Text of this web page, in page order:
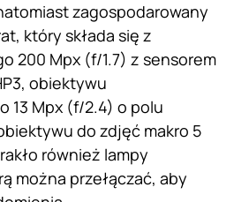
zagospodarowany
który składa się z
200 Mpx (f/1.7) z sensorem
obiektywu
13 Mpx (f/2.4) o polu
do zdjęć makro 5
również lampy
można przełączać, aby